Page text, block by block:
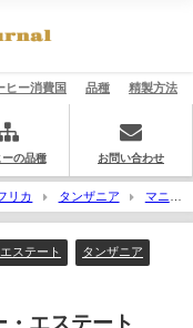
ヒー消費国 品種 精製方法
ーの品種 お問い合わせ
リカ タンザニア
マニヤ
ンゴニ・コーヒー・エステート
ステート タンザニア
エステート